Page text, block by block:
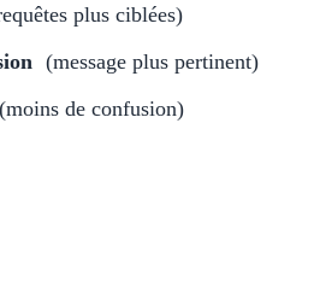
plus ciblées)
(message plus pertinent)
(moins de confusion)